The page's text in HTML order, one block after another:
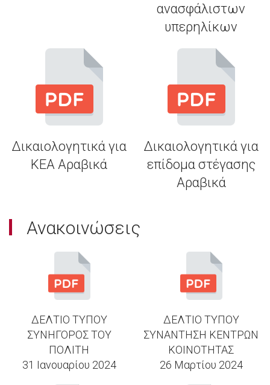
ανασφάλιστων
υπερηλίκων
Δικαιολογητικά για
KEA Αραβικά
Δικαιολογητικά για
επίδομα στέγασης
Αραβικά
Ανακοινώσεις
ΔΕΛΤΙΟ ΤΥΠΟΥ
ΣΥΝΗΓΟΡΟΣ ΤΟΥ
ΠΟΛΙΤΗ
31 Ιανουαρίου 2024
ΔΕΛΤΙΟ ΤΥΠΟΥ
ΣΥΝΑΝΤΗΣΗ ΚΕΝΤΡΩΝ
ΚΟΙΝΟΤΗΤΑΣ
26 Μαρτίου 2024